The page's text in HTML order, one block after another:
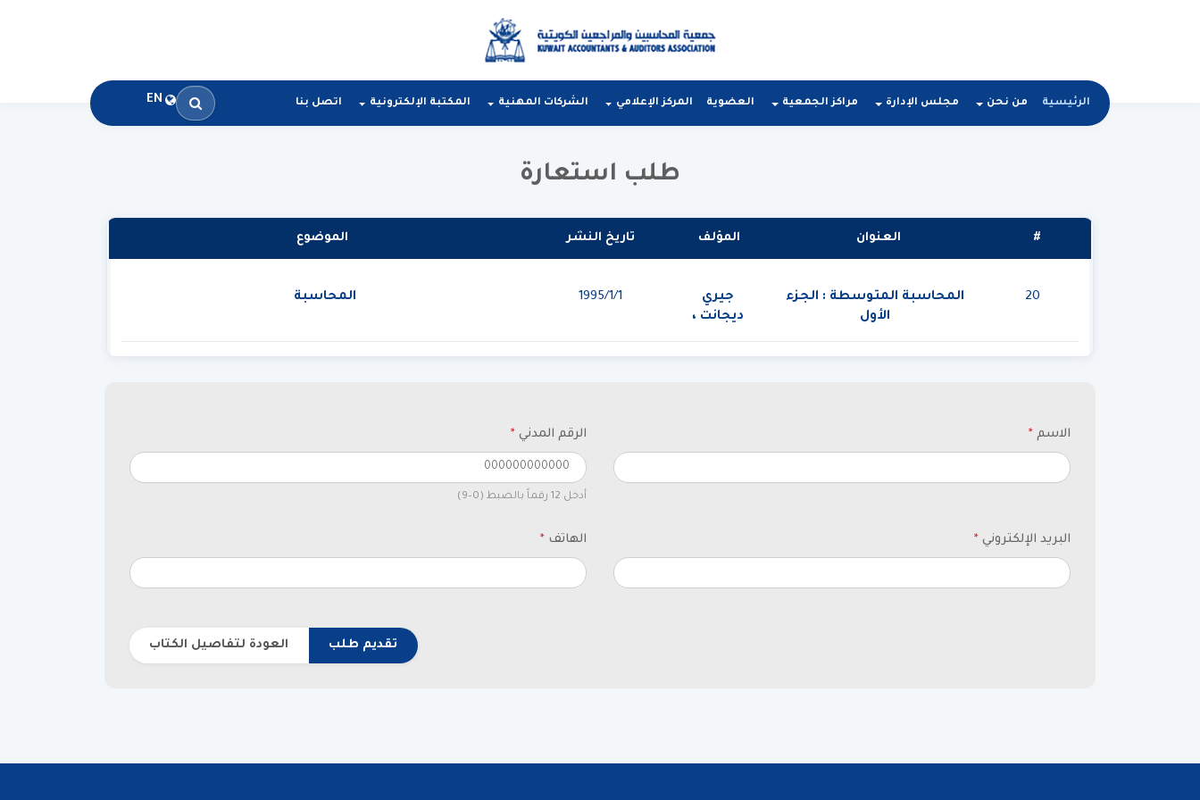
الرئيسية من نحن مجلس الإدارة مراكز الجمعية العضوية المركز الإعلامي الشركات المهنية المكتبة الإلكترونية اتصل بنا EN
طلب استعارة
# العنوان المؤلف تاريخ النشر الموضوع
20
المحاسبة المتوسطة : الجزء
الأول
جيري
ديجانت ،
كيسو
1‏‏/1‏‏/1995 المحاسبة
الاسم * الرقم المدني *
أدخل 12 رقماً بالضبط (0–9)
البريد الإلكتروني * الهاتف *
تقديم طلب العودة لتفاصيل الكتاب